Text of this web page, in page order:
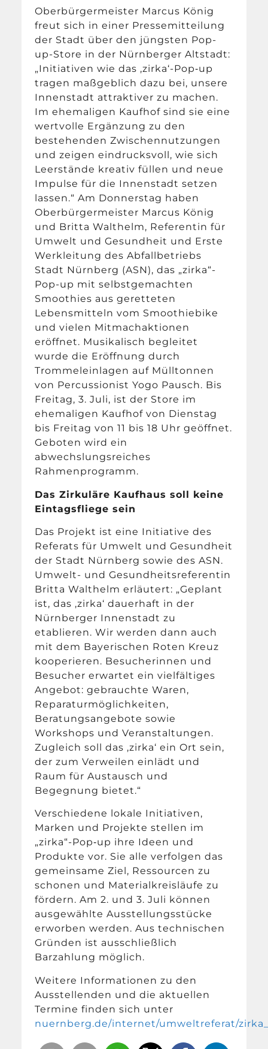
Oberbürgermeister Marcus König
freut sich in einer Pressemitteilung
der Stadt über den jüngsten Pop-
up-Store in der Nürnberger Altstadt:
„Initiativen wie das ‚zirka‘-Pop‑up
tragen maßgeblich dazu bei, unsere
Innenstadt attraktiver zu machen.
Im ehemaligen Kaufhof sind sie eine
wertvolle Ergänzung zu den
bestehenden Zwischennutzungen
und zeigen eindrucksvoll, wie sich
Leerstände kreativ füllen und neue
Impulse für die Innenstadt setzen
lassen.“ Am Donnerstag haben
Oberbürgermeister Marcus König
und Britta Walthelm, Referentin für
Umwelt und Gesundheit und Erste
Werkleitung des Abfallbetriebs
Stadt Nürnberg (ASN), das „zirka“-
Pop-up mit selbstgemachten
Smoothies aus geretteten
Lebensmitteln vom Smoothiebike
und vielen Mitmachaktionen
eröffnet. Musikalisch begleitet
wurde die Eröffnung durch
Trommeleinlagen auf Mülltonnen
von Percussionist Yogo Pausch. Bis
Freitag, 3. Juli, ist der Store im
ehemaligen Kaufhof von Dienstag
bis Freitag von 11 bis 18 Uhr geöffnet.
Geboten wird ein
abwechslungsreiches
Rahmenprogramm.
Das Zirkuläre Kaufhaus soll keine
Eintagsfliege sein
Das Projekt ist eine Initiative des
Referats für Umwelt und Gesundheit
der Stadt Nürnberg sowie des ASN.
Umwelt- und Gesundheitsreferentin
Britta Walthelm erläutert: „Geplant
ist, das ‚zirka‘ dauerhaft in der
Nürnberger Innenstadt zu
etablieren. Wir werden dann auch
mit dem Bayerischen Roten Kreuz
kooperieren. Besucherinnen und
Besucher erwartet ein vielfältiges
Angebot: gebrauchte Waren,
Reparaturmöglichkeiten,
Beratungsangebote sowie
Workshops und Veranstaltungen.
Zugleich soll das ‚zirka‘ ein Ort sein,
der zum Verweilen einlädt und
Raum für Austausch und
Begegnung bietet.“
Verschiedene lokale Initiativen,
Marken und Projekte stellen im
„zirka“-Pop‑up ihre Ideen und
Produkte vor. Sie alle verfolgen das
gemeinsame Ziel, Ressourcen zu
schonen und Materialkreisläufe zu
fördern. Am 2. und 3. Juli können
ausgewählte Ausstellungsstücke
erworben werden. Aus technischen
Gründen ist ausschließlich
Barzahlung möglich.
Weitere Informationen zu den
Ausstellenden und die aktuellen
Termine finden sich unter
nuernberg.de/internet/umweltreferat/